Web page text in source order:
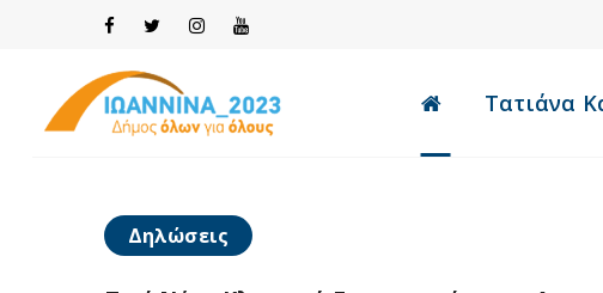
Τατιάνα
Δηλώσεις